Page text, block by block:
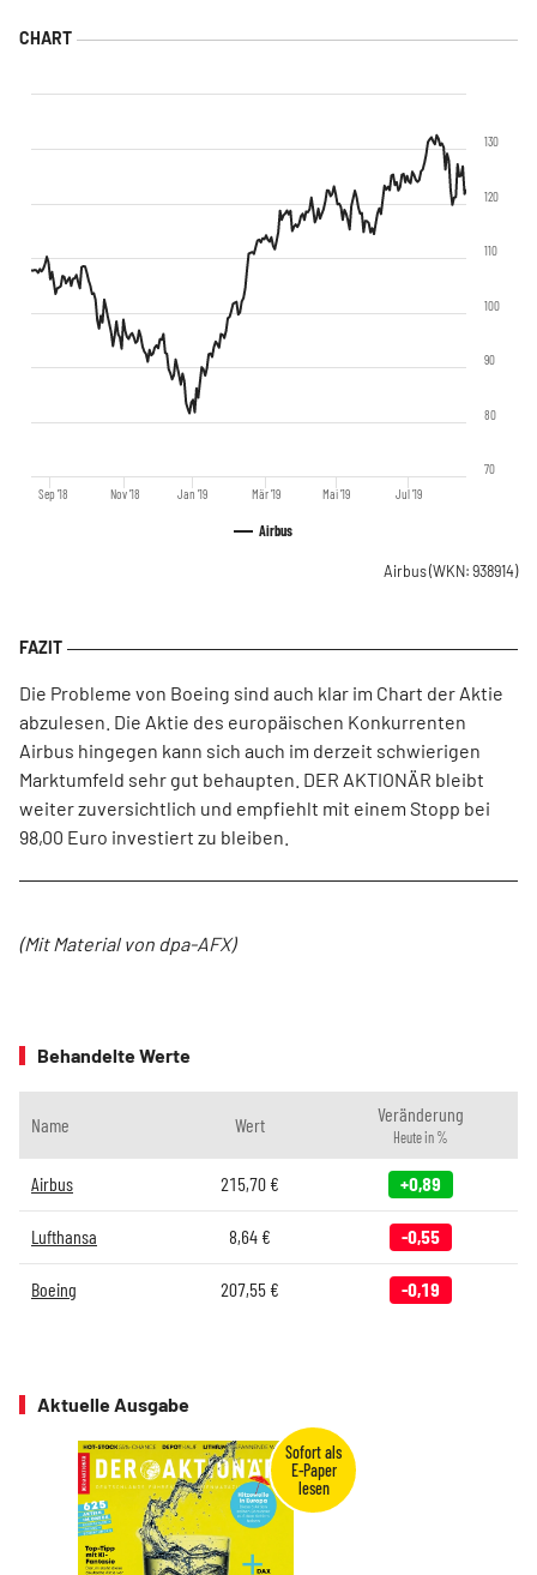
Airbus
Sep '18 Nov '18 Jan '19 Mär '19 Mai '19 Jul '19
70
80
90
100
110
120
130
Airbus(WKN: 938914)
Die Probleme von Boeing sind auch klar im Chart der Aktie
abzulesen. Die Aktie des europäischen Konkurrenten
Airbus hingegen kann sich auch im derzeit schwierigen
Marktumfeld sehr gut behaupten. DER AKTIONÄR bleibt
weiter zuversichtlich und empfiehlt mit einem Stopp bei
98,00 Euro investiert zu bleiben.
(Mit Material von dpa-AFX)
Behandelte Werte
Name Wert Veränderung
Heute in %
Airbus 215,70 € +0,89
Lufthansa 8,64 € -0,55
Boeing 207,55 € -0,19
Aktuelle Ausgabe